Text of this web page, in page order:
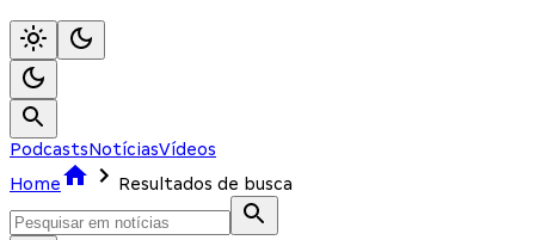
PodcastsNotíciasVídeos
Home
Resultados de busca